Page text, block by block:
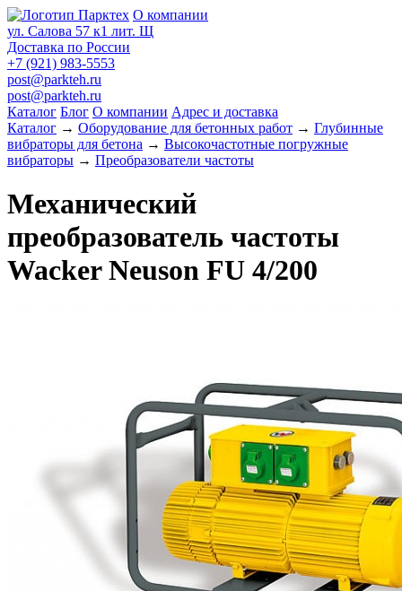
О компании
ул. Салова 57 к1 лит. Щ
Доставка по России
+7 (921) 983-5553
post@parkteh.ru
post@parkteh.ru
Каталог Блог О компании Адрес и доставка
Каталог → Оборудование для бетонных работ → Глубинные
вибраторы для бетона → Высокочастотные погружные
вибраторы → Преобразователи частоты
Механический
преобразователь частоты
Wacker Neuson FU 4/200